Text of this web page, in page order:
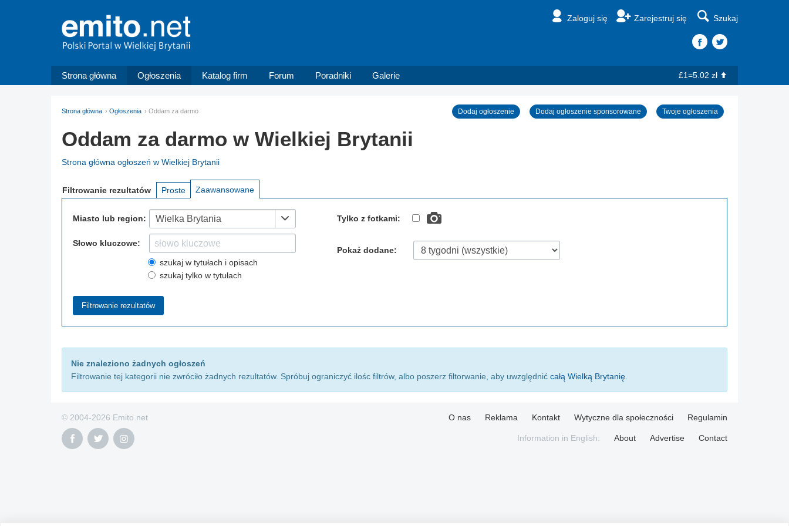
Zaloguj się Zarejestruj się Szukaj
Strona główna Ogłoszenia Katalog firm Forum Poradniki Galerie £1=5.02 zł
Strona główna Ogłoszenia Oddam za darmo Dodaj ogłoszenie Dodaj ogłoszenie sponsorowane Twoje ogłoszenia
Oddam za darmo w Wielkiej Brytanii
Strona główna ogłoszeń w Wielkiej Brytanii
Filtrowanie rezultatów Proste Zaawansowane
Miasto lub region: Wielka Brytania
Słowo kluczowe:
szukaj w tytułach i opisach
szukaj tylko w tytułach
Tylko z fotkami:
Pokaż dodane:
Nie znaleziono żadnych ogłoszeń
Filtrowanie tej kategorii nie zwróciło żadnych rezultatów. Spróbuj ograniczyć ilośc filtrów, albo poszerz filtorwanie, aby uwzględnić całą Wielką Brytanię.
O nas Reklama Kontakt Wytyczne dla społeczności Regulamin
Information in English: About Advertise Contact
© 2004-2026 Emito.net